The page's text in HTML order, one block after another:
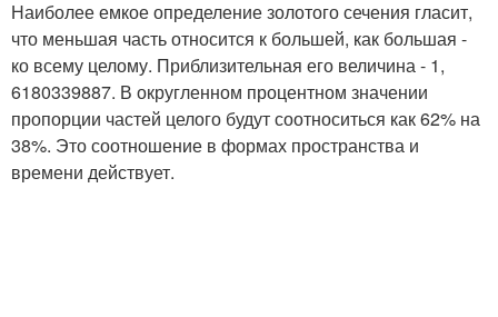
Наиболее емкое определение золотого сечения гласит,
что меньшая часть относится к большей, как большая -
ко всему целому. Приблизительная его величина - 1,
6180339887. В округленном процентном значении
пропорции частей целого будут соотноситься как 62% на
38%. Это соотношение в формах пространства и
времени действует.